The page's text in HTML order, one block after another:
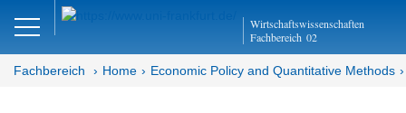
Wirtschaftswissenschaften
Fachbereich 02
DE Close
Fachbereich Home Economic Policy and Quantitative Methods